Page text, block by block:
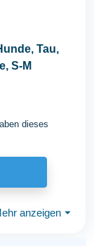
Tau,
S-M
dieses
anzeigen ⏷